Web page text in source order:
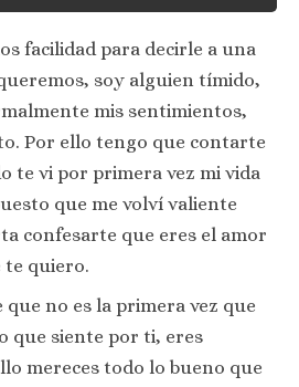
facilidad para decirle a una
soy alguien tímido,
mis sentimientos,
Por ello tengo que contarte
te vi por primera vez mi vida
que me volví valiente
confesarte que eres el amor
te quiero.
no es la primera vez que
que siente por ti, eres
mereces todo lo bueno que